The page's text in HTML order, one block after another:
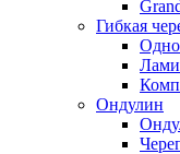
Гибкая
Ондулин